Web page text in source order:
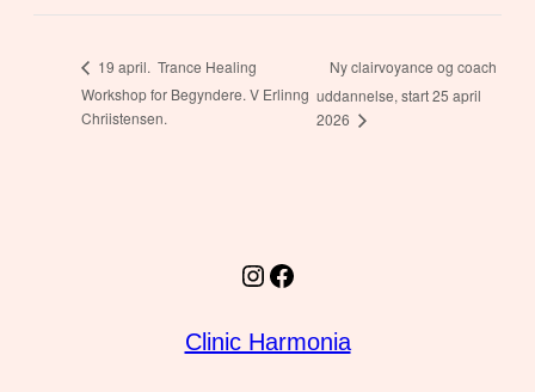
19 april. Trance Healing
Workshop for Begyndere. V Erlinng
Chriistensen.
Ny clairvoyance og coach
uddannelse, start 25 april
2026
Instagram
Facebook
Clinic Harmonia